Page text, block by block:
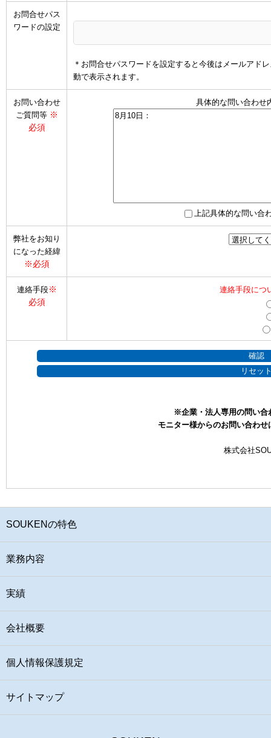
お問合せパス
ワードの設定
＊お問合せパスワードを設定すると今後はメールアド
動で表示されます。
お問い合わせ
ご質問等 ※
必須
具体的な問い合わせ
上記具体的な問い合
弊社をお知り
になった経緯
※必須
連絡手段※
必須
連絡手段につ
※企業・法人専用の問い合
モニター様からのお問い合わせ
株式会社
SOUKENの特色
業務内容
実績
会社概要
個人情報保護規定
サイトマップ